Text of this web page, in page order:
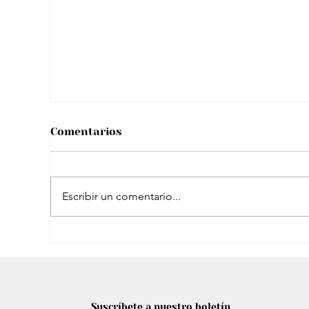
Comentarios
Escribir un comentario...
Suscríbete a nuestro boletín